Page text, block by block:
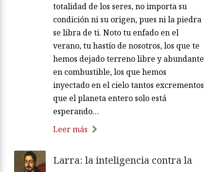
totalidad de los seres, no importa su
condición ni su origen, pues ni la piedra
se libra de ti. Noto tu enfado en el
verano, tu hastío de nosotros, los que te
hemos dejado terreno libre y abundante
en combustible, los que hemos
inyectado en el cielo tantos excrementos
que el planeta entero solo está
esperando…
Leer más
Larra: la inteligencia contra la